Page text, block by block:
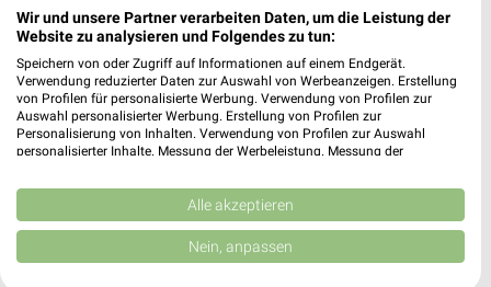
notebooksbilliger.de Angebote im aktuellen
Prospekt für Essen
Nähszene Online Prospekt für Wuppertal
Wir und unsere Partner verarbeiten Daten, um die Leistung der
Website zu analysieren und Folgendes zu tun:
Speichern von oder Zugriff auf Informationen auf einem Endgerät.
Verwendung reduzierter Daten zur Auswahl von Werbeanzeigen. Erstellung
von Profilen für personalisierte Werbung. Verwendung von Profilen zur
Auswahl personalisierter Werbung. Erstellung von Profilen zur
Personalisierung von Inhalten. Verwendung von Profilen zur Auswahl
personalisierter Inhalte. Messung der Werbeleistung. Messung der
Kombinationen von Daten aus verschiedenen Quellen. Entwicklung und
Verbesserung der Angebote. Verwendung reduzierter Daten zur Auswahl
von Inhalten.
Daten können außerhalb der Europäischen Union weitergegeben und in die
Alle akzeptieren
Nein, anpassen